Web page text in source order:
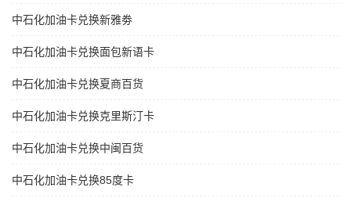
中石化加油卡兑换新雅劵
中石化加油卡兑换面包新语卡
中石化加油卡兑换夏商百货
中石化加油卡兑换克里斯汀卡
中石化加油卡兑换中闽百货
中石化加油卡兑换85度卡